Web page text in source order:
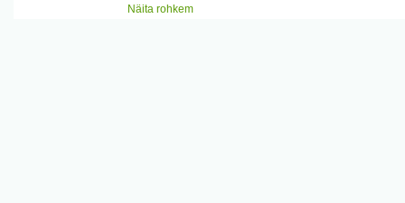
Näita rohkem